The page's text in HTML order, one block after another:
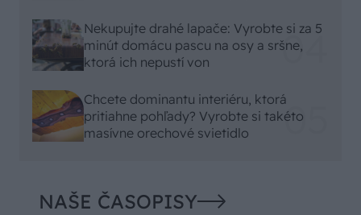
Nekupujte drahé lapače: Vyrobte si za 5
minút domácu pascu na osy a sršne,
ktorá ich nepustí von
Chcete dominantu interiéru, ktorá
pritiahne pohľady? Vyrobte si takéto
masívne orechové svietidlo
NAŠE ČASOPISY